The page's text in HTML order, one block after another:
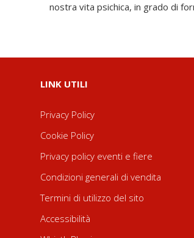
nostra vita psichica, in grado di
LINK UTILI
Privacy Policy
Cookie Policy
Privacy policy eventi e fiere
Condizioni generali di vendita
Termini di utilizzo del sito
Accessibilità